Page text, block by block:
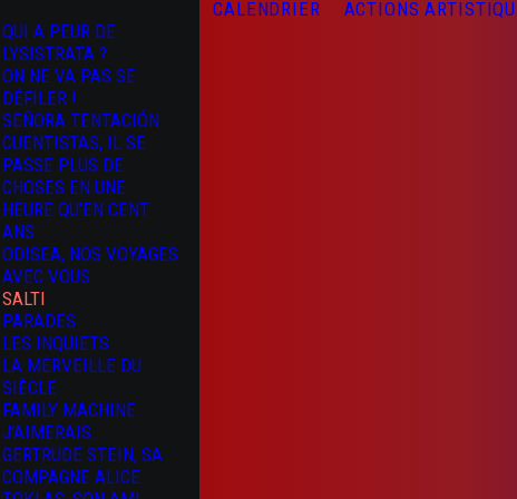
QUI A PEUR DE
LYSISTRATA ?
ON NE VA PAS SE
DÉFILER !
SEÑORA TENTACIÓN
CUENTISTAS, IL SE
PASSE PLUS DE
CHOSES EN UNE
HEURE QU’EN CENT
ANS
ODISEA, NOS VOYAGES
AVEC VOUS
SALTI
PARADES
LES INQUIETS
LA MERVEILLE DU
SIÈCLE
FAMILY MACHINE
J’AIMERAIS…
GERTRUDE STEIN, SA
COMPAGNE ALICE
CALENDRIER ACTIONS